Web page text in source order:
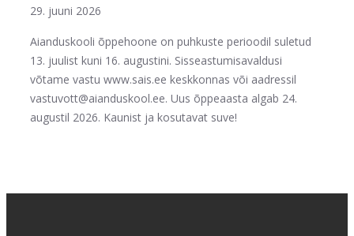
29. juuni 2026
Aianduskooli õppehoone on puhkuste perioodil suletud
13. juulist kuni 16. augustini. Sisseastumisavaldusi
võtame vastu www.sais.ee keskkonnas või aadressil
vastuvott@aianduskool.ee. Uus õppeaasta algab 24.
augustil 2026. Kaunist ja kosutavat suve!